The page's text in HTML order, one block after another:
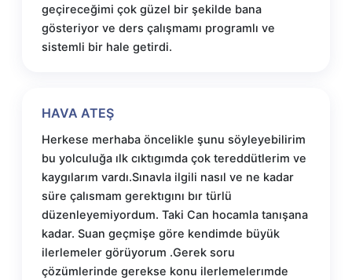
geçireceğimi çok güzel bir şekilde bana
gösteriyor ve ders çalışmamı programlı ve
sistemli bir hale getirdi.
HAVA ATEŞ
Herkese merhaba öncelikle şunu söyleyebilirim
bu yolculuğa ılk cıktıgımda çok tereddütlerim ve
kaygılarım vardı.Sınavla ilgili nasıl ve ne kadar
süre çalısmam gerektıgını bır türlü
düzenleyemiyordum. Taki Can hocamla tanışana
kadar. Suan geçmişe göre kendimde büyük
ilerlemeler görüyorum .Gerek soru
çözümlerinde gerekse konu ilerlemelerımde